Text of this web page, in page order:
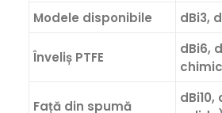
Modele disponibile
dBi3,
Înveliș PTFE
dBi6,
Față din spumă